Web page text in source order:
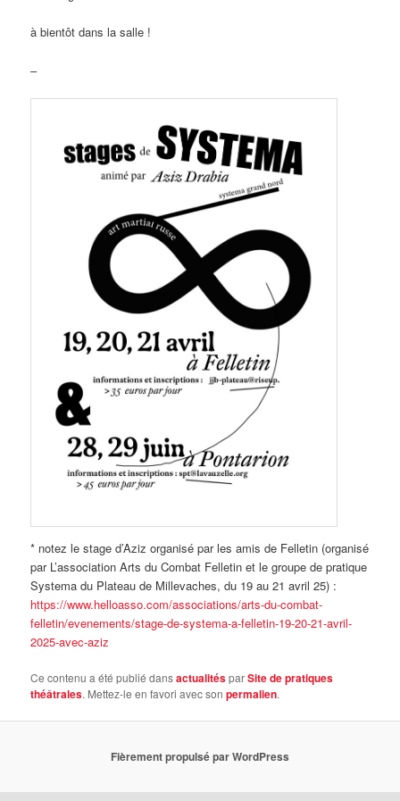
à bientôt dans la salle !
–
* notez le stage d’Aziz organisé par les amis de Felletin (organisé
par L’association Arts du Combat Felletin et le groupe de pratique
Systema du Plateau de Millevaches, du 19 au 21 avril 25) :
https://www.helloasso.com/associations/arts-du-combat-
felletin/evenements/stage-de-systema-a-felletin-19-20-21-avril-
2025-avec-aziz
Ce contenu a été publié dansactualitésparSite de pratiques
théâtrales. Mettez-le en favori avec sonpermalien.
Fièrement propulsé par WordPress